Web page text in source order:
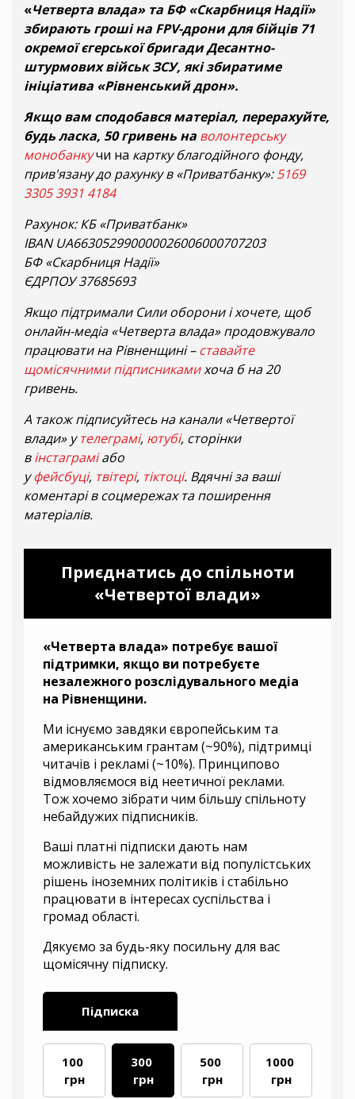
«Четверта влада» та БФ «Скарбниця Надії»
збирають гроші на FPV-дрони для бійців 71
окремої єгерської бригади Десантно-
штурмових військ ЗСУ, які збиратиме
ініціатива «Рівненський дрон».
Якщо вам сподобався матеріал, перерахуйте,
будь ласка, 50 гривень на волонтерську
монобанкучи на картку благодійного фонду,
прив'язану до рахунку в «Приватбанку»:5169
3305 3931 4184
Рахунок: КБ «Приватбанк»
IBAN UA663052990000026006000707203
БФ «Скарбниця Надії»
ЄДРПОУ 37685693
Якщо підтримали Сили оборони і хочете, щоб
онлайн-медіа «Четверта влада» продовжувало
працювати на Рівненщині –ставайте
щомісячними підписникамихоча б на 20
гривень.
А також підписуйтесь на канали «Четвертої
влади» утелеграмі, ютубі, сторінки
вінстаграміабо
уфейсбуці, твітері, тіктоці. Вдячні за ваші
коментарі в соцмережах та поширення
матеріалів.